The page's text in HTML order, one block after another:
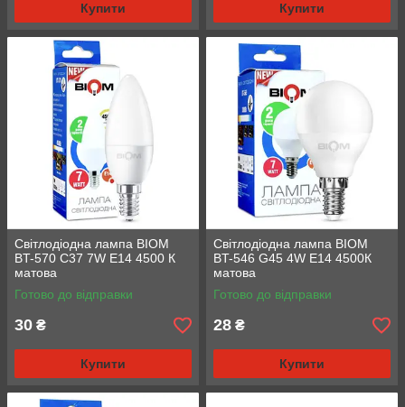
Купити Купити
Світлодіодна лампа BIOM
BT-570 C37 7W E14 4500 К
матова
Готово до відправки
30 ₴
Купити
Світлодіодна лампа BIOM
BT-546 G45 4W E14 4500К
матова
Готово до відправки
28 ₴
Купити